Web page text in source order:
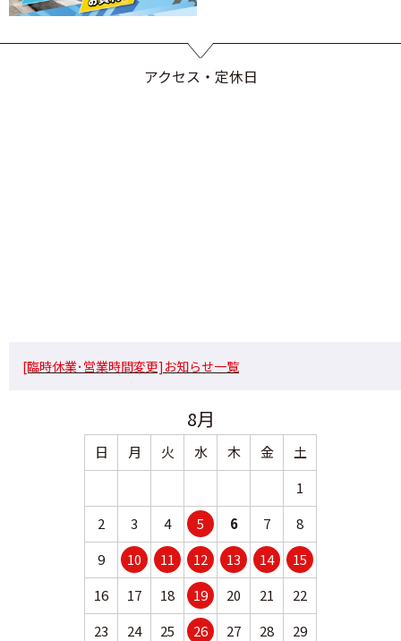
アクセス・定休日
[臨時休業･営業時間変更]お知らせ一覧
8月
日 月 火 水 木 金
土
1
2
3 4 5 6 7
8
9
10 11 12 13 14
15
16
17 18 19 20 21
22
23
24 25 26 27 28
29